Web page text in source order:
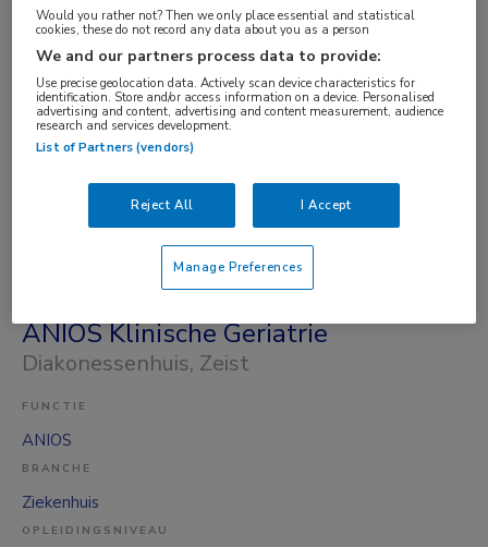
FUNCTIE
Overige beroepen medici
BRANCHE
Ziekenhuis
OPLEIDINGSNIVEAU
DIENSTVERBAND
ANIOS Klinische Geriatrie
Diakonessenhuis, Zeist
FUNCTIE
ANIOS
BRANCHE
Ziekenhuis
OPLEIDINGSNIVEAU
Would you rather not? Then we only place essential and statistical
cookies, these do not record any data about you as a person
We and our partners process data to provide:
Use precise geolocation data. Actively scan device characteristics for
identification. Store and/or access information on a device. Personalised
advertising and content, advertising and content measurement, audience
research and services development.
List of Partners (vendors)
Reject All I Accept
Manage Preferences